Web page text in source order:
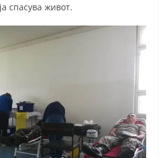
НА ЦКРМ
ОДБОР
СОБРАНИЕ
ПОСТАВЕНОСТ
спасува живот.